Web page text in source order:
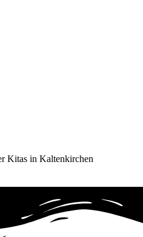
Kitas in Kaltenkirchen